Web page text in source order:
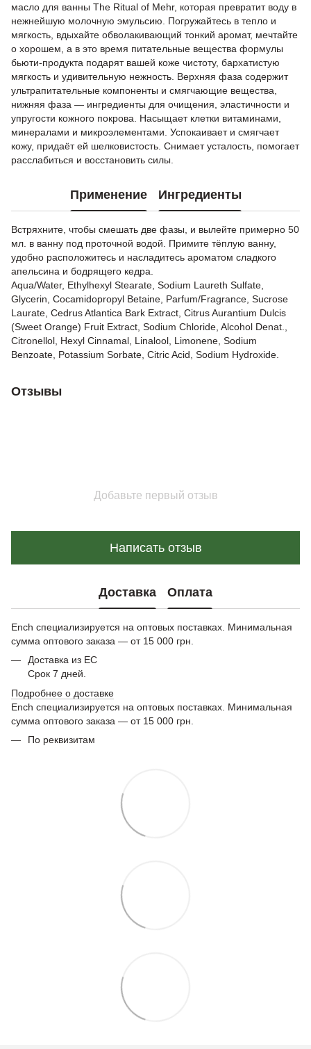
масло для ванны The Ritual of Mehr, которая превратит воду в
нежнейшую молочную эмульсию. Погружайтесь в тепло и
мягкость, вдыхайте обволакивающий тонкий аромат, мечтайте
о хорошем, а в это время питательные вещества формулы
бьюти-продукта подарят вашей коже чистоту, бархатистую
мягкость и удивительную нежность. Верхняя фаза содержит
ультрапитательные компоненты и смягчающие вещества,
нижняя фаза — ингредиенты для очищения, эластичности и
упругости кожного покрова. Насыщает клетки витаминами,
минералами и микроэлементами. Успокаивает и смягчает
кожу, придаёт ей шелковистость. Снимает усталость, помогает
расслабиться и восстановить силы.
Применение Ингредиенты
Встряхните, чтобы смешать две фазы, и вылейте примерно 50
мл. в ванну под проточной водой. Примите тёплую ванну,
удобно расположитесь и насладитесь ароматом сладкого
апельсина и бодрящего кедра.
Aqua/Water, Ethylhexyl Stearate, Sodium Laureth Sulfate,
Glycerin, Cocamidopropyl Betaine, Parfum/Fragrance, Sucrose
Laurate, Cedrus Atlantica Bark Extract, Citrus Aurantium Dulcis
(Sweet Orange) Fruit Extract, Sodium Chloride, Alcohol Denat.,
Citronellol, Hexyl Cinnamal, Linalool, Limonene, Sodium
Benzoate, Potassium Sorbate, Citric Acid, Sodium Hydroxide.
Отзывы
Добавьте первый отзыв
Написать отзыв
Доставка Оплата
Ench специализируется на оптовых поставках. Минимальная
сумма оптового заказа — от 15 000 грн.
Доставка из ЕС
Срок 7 дней.
Подробнее о доставке
Ench специализируется на оптовых поставках. Минимальная
сумма оптового заказа — от 15 000 грн.
По реквизитам